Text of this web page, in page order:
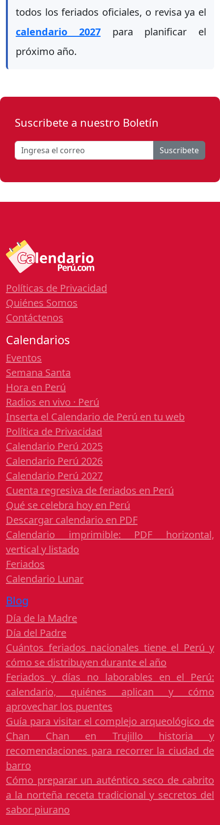
todos los feriados oficiales, o revisa ya el
calendario 2027para planificar el
próximo año.
Suscribete a nuestro Boletín
Suscribete
Políticas de Privacidad
Quiénes Somos
Contáctenos
Calendarios
Eventos
Semana Santa
Hora en Perú
Radios en vivo · Perú
Inserta el Calendario de Perú en tu web
Política de Privacidad
Calendario Perú 2025
Calendario Perú 2026
Calendario Perú 2027
Cuenta regresiva de feriados en Perú
Qué se celebra hoy en Perú
Descargar calendario en PDF
Calendario imprimible: PDF horizontal,
vertical y listado
Feriados
Calendario Lunar
Blog
Día de la Madre
Día del Padre
Cuántos feriados nacionales tiene el Perú y
cómo se distribuyen durante el año
Feriados y días no laborables en el Perú:
calendario, quiénes aplican y cómo
aprovechar los puentes
Guía para visitar el complejo arqueológico de
Chan Chan en Trujillo historia y
recomendaciones para recorrer la ciudad de
barro
Cómo preparar un auténtico seco de cabrito
a la norteña receta tradicional y secretos del
sabor piurano